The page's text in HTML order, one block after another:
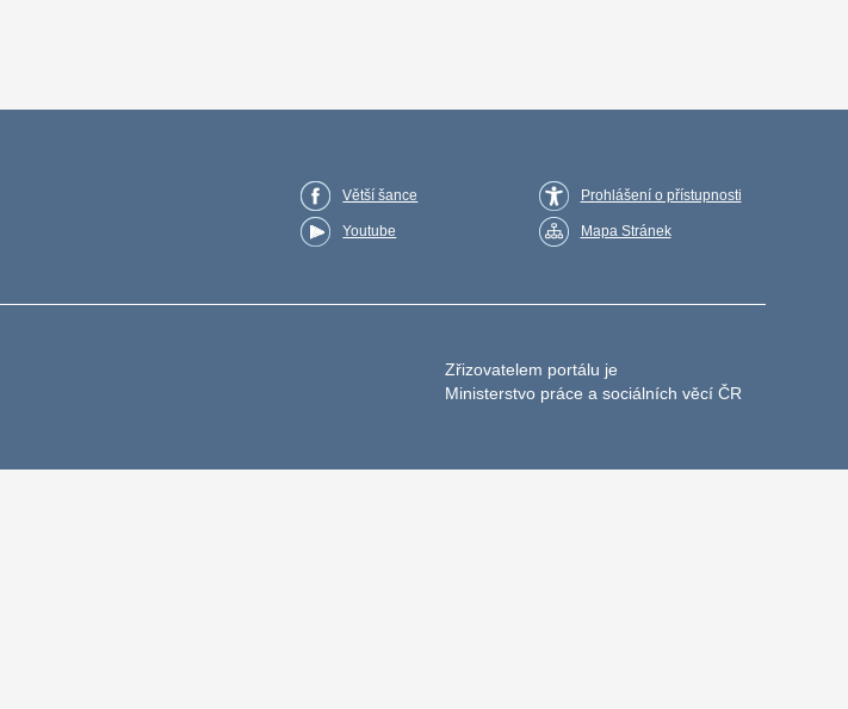
Větší šance
Youtube
Prohlášení o přístupnosti
Mapa Stránek
Zřizovatelem portálu je
Ministerstvo práce a sociálních věcí ČR